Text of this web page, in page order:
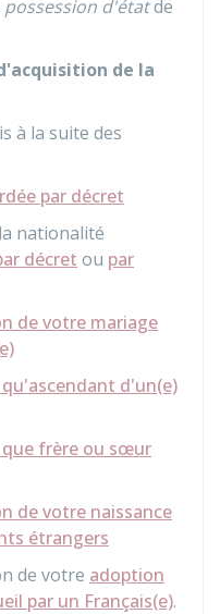
possession d'étatde
de la
à la suite des
par décret
nationalité
décret ou par
de votre mariage
d'un(e)
frère ou sœur
de votre naissance
étrangers
de votre adoption
par un Français(e).